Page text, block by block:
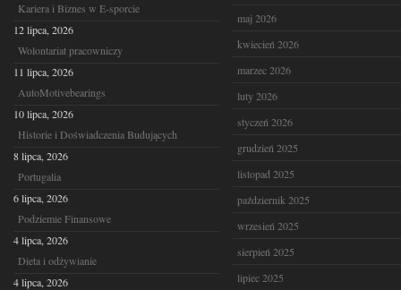
Kariera i Biznes w E-sporcie
12 lipca, 2026
Wolontariat pracowniczy
11 lipca, 2026
AutoMotivebearings
10 lipca, 2026
Historie i Doświadczenia Budujących
8 lipca, 2026
Portugalia
6 lipca, 2026
Podziemie Finansowe
4 lipca, 2026
Dieta i odżywianie
4 lipca, 2026
maj 2026
kwiecień 2026
marzec 2026
luty 2026
styczeń 2026
grudzień 2025
listopad 2025
październik 2025
wrzesień 2025
sierpień 2025
lipiec 2025